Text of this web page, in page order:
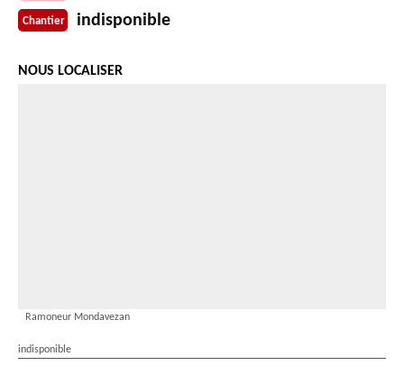
Chantier indisponible
NOUS LOCALISER
Ramoneur Mondavezan
indisponible